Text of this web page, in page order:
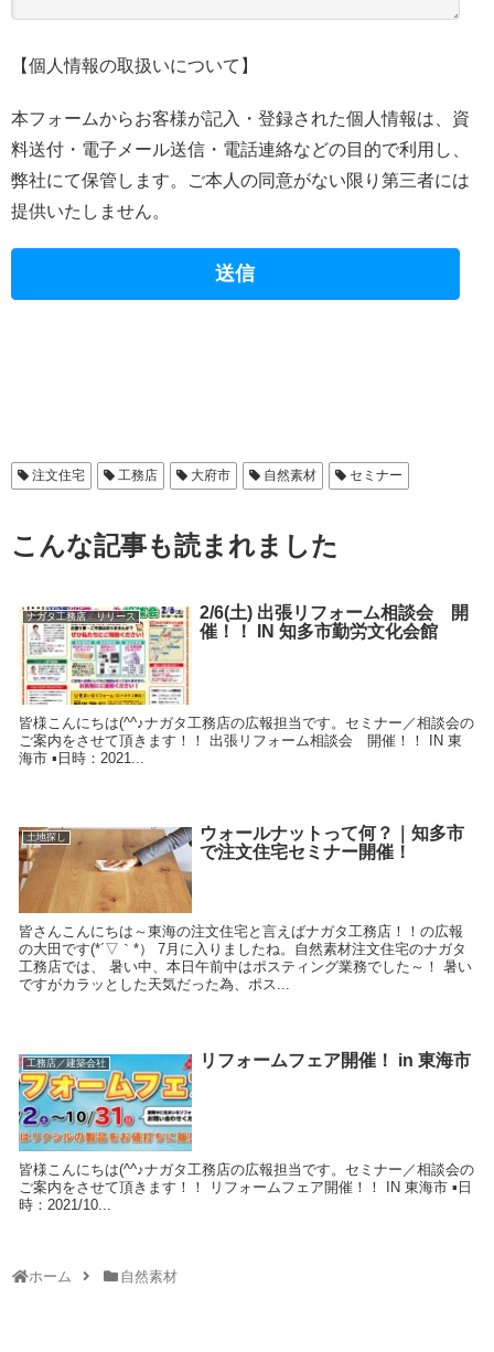
【個人情報の取扱いについて】
本フォームからお客様が記入・登録された個人情報は、資
料送付・電子メール送信・電話連絡などの目的で利用し、
弊社にて保管します。ご本人の同意がない限り第三者には
提供いたしません。
注文住宅 工務店 大府市 自然素材 セミナー
こんな記事も読まれました
ナガタ工務店 リリース
2/6(土) 出張リフォーム相談会 開
催！！ IN 知多市勤労文化会館
皆様こんにちは(^^♪ナガタ工務店の広報担当です。セミナー／相談会の
ご案内をさせて頂きます！！ 出張リフォーム相談会 開催！！ IN 東
海市 ▪日時：2021...
土地探し
ウォールナットって何？｜知多市
で注文住宅セミナー開催！
皆さんこんにちは～東海の注文住宅と言えばナガタ工務店！！の広報
の大田です(*´▽｀*） 7月に入りましたね。自然素材注文住宅のナガタ
工務店では、 暑い中、本日午前中はポスティング業務でした～！ 暑い
ですがカラッとした天気だった為、ポス...
工務店／建築会社 リフォームフェア開催！ in 東海市
皆様こんにちは(^^♪ナガタ工務店の広報担当です。セミナー／相談会の
ご案内をさせて頂きます！！ リフォームフェア開催！！ IN 東海市 ▪日
時：2021/10...
ホーム 自然素材